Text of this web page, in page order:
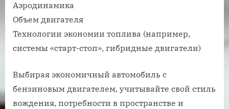
Аэродинамика
Объем двигателя
Технологии экономии топлива (например,
системы «старт-стоп», гибридные двигатели)
Выбирая экономичный автомобиль с
бензиновым двигателем, учитывайте свой стиль
вождения, потребности в пространстве и